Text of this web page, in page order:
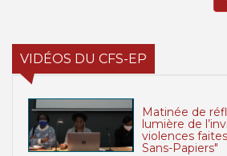
VIDÉOS DU CFS-EP
Matinée de
lumière de
violences
Sans-Papiers"